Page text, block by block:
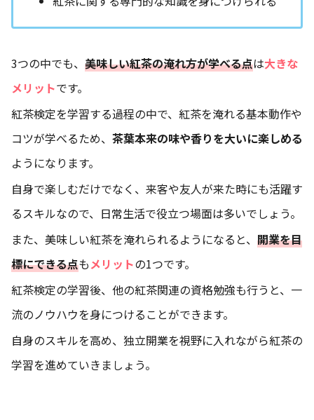
3つの中でも、 美味しい紅茶の淹れ方が学べる点は大きな
メリットです。
紅茶検定を学習する過程の中で、紅茶を淹れる基本動作や
コツが学べるため、 茶葉本来の味や香りを大いに楽しめる
ようになります。
自身で楽しむだけでなく、来客や友人が来た時にも活躍す
るスキルなので、日常生活で役立つ場面は多いでしょう。
また、美味しい紅茶を淹れられるようになると、 開業を目
標にできる点もメリットの1つです。
紅茶検定の学習後、他の紅茶関連の資格勉強も行うと、一
流のノウハウを身につけることができます。
自身のスキルを高め、独立開業を視野に入れながら紅茶の
学習を進めていきましょう。